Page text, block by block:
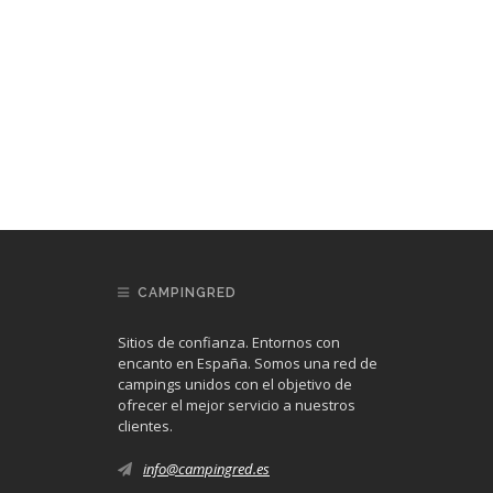
CAMPINGRED
Sitios de confianza. Entornos con
encanto en España. Somos una red de
campings unidos con el objetivo de
ofrecer el mejor servicio a nuestros
clientes.
info@campingred.es